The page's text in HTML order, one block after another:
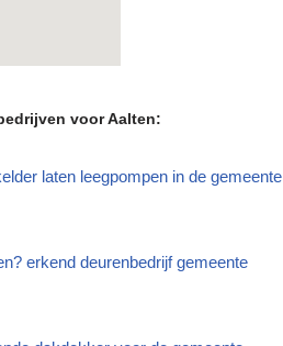
voor Aalten:
laten leegpompen in de gemeente
erkend deurenbedrijf gemeente